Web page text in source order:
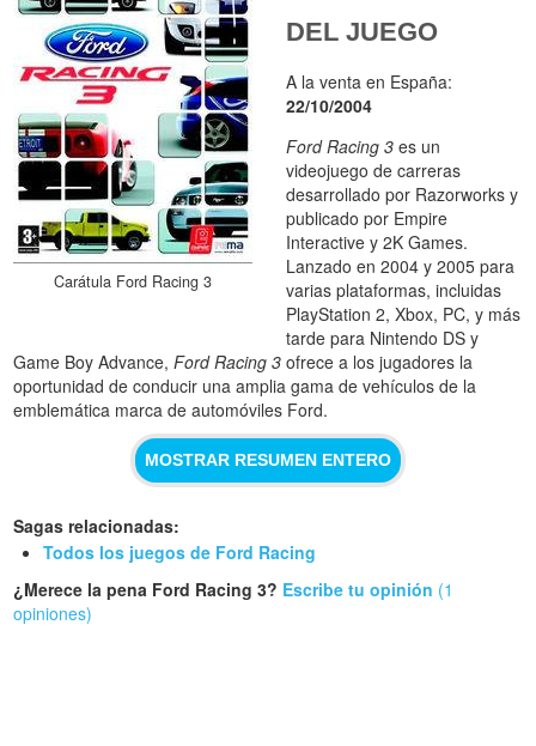
Carátula Ford Racing 3
DEL JUEGO
A la venta en España:
22/10/2004
Ford Racing 3 es un
videojuego de carreras
desarrollado por Razorworks y
publicado por Empire
Interactive y 2K Games.
Lanzado en 2004 y 2005 para
varias plataformas, incluidas
PlayStation 2, Xbox, PC, y más
tarde para Nintendo DS y
Game Boy Advance,Ford Racing 3 ofrece a los jugadores la
oportunidad de conducir una amplia gama de vehículos de la
emblemática marca de automóviles Ford.
MOSTRAR RESUMEN ENTERO
Sagas relacionadas:
Todos los juegos de Ford Racing
¿Merece la pena Ford Racing 3? Escribe tu opinión (1
opiniones)